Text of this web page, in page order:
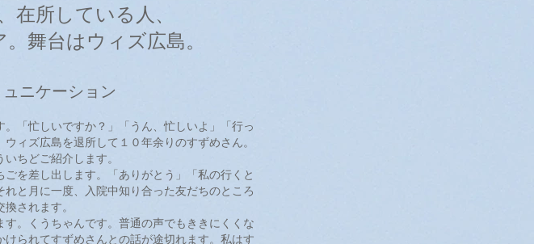
在所している人、
舞台はウィズ広島。
ニケーション
「忙しいですか？」「うん、忙しいよ」「行っ
ィズ広島を退所して１０年余りのすずめさん。
ちどご紹介します。
を差し出します。「ありがとう」「私の行くと
と月に一度、入院中知り合った友だちのところ
されます。
。くうちゃんです。普通の声でもききにくくな
られてすずめさんとの話が途切れます。私はす